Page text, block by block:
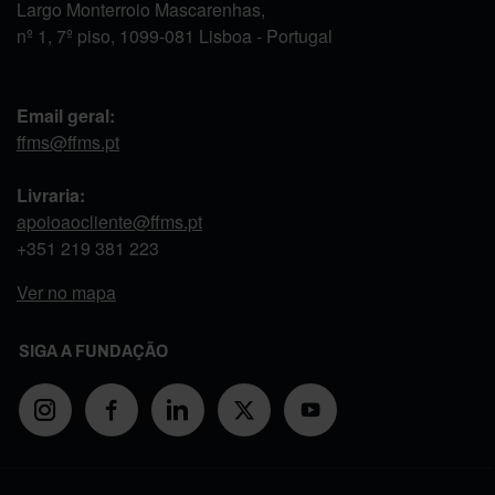
Largo Monterroio Mascarenhas,
nº 1, 7º piso, 1099-081 Lisboa - Portugal
Email geral:
ffms@ffms.pt
Livraria:
apoioaocliente@ffms.pt
+351 219 381 223
Ver no mapa
SIGA A FUNDAÇÃO